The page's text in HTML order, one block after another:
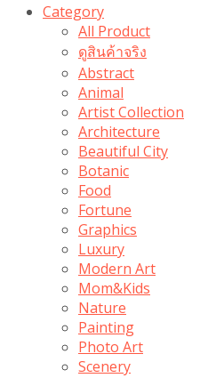
Category
All Product
ดูสินค้าจริง
Abstract
Animal
Artist Collection
Architecture
Beautiful City
Botanic
Food
Fortune
Graphics
Luxury
Modern Art
Mom&Kids
Nature
Painting
Photo Art
Scenery